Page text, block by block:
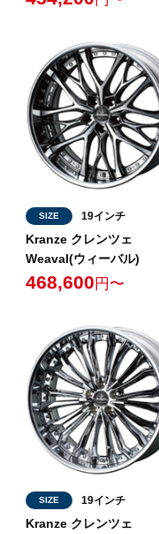
SIZE 19インチ
Kranze クレンツェ
Weaval(ウィーバル)
468,600 円〜
SIZE 19インチ
Kranze クレンツェ